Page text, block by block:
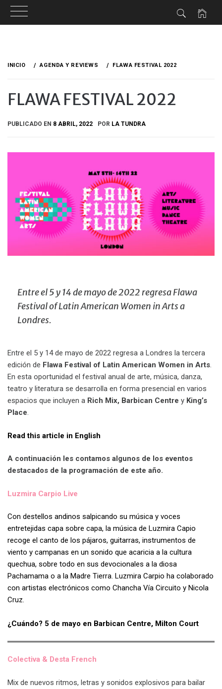
INICIO AGENDA Y REVIEWS FLAWA FESTIVAL 2022
FLAWA FESTIVAL 2022
PUBLICADO EN 8 ABRIL, 2022 POR LA TUNDRA
Entre el 5 y 14 de mayo de 2022 regresa Flawa
Festival of Latin American Women in Arts a
Londres.
Entre el 5 y 14 de mayo de 2022 regresa a Londres la tercera
edición de Flawa Festival of Latin American Women in Arts.
En esta oportunidad el festival anual de arte, música, danza,
teatro y literatura se desarrolla en forma presencial en varios
espacios que incluyen a Rich Mix, Barbican Centre y King’s
Place.
Read this article in English
A continuación les contamos algunos de los eventos
destacados de la programación de este año.
Luzmira Carpio Live
Con destellos andinos salpicando su música y voces
entretejidas capa sobre capa, la música de Luzmira Capio
recoge el canto de los pájaros, guitarras, instrumentos de
viento y campanas en un sonido que acaricia a la cultura
quechua, sobre todo en sus devocionales a la diosa
Pachamama o a la Madre Tierra. Luzmira Carpio ha colaborado
con artistas electrónicos como Chancha Vía Circuito y Nicola
Cruz.
¿Cuándo? 5 de mayo en Barbican Centre, Milton Court
Colectiva & Desta French
Mix de nuevos ritmos, letras y sonidos explosivos para bailar